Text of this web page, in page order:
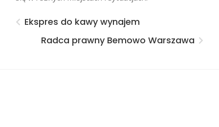
Ekspres do kawy wynajem
Radca prawny Bemowo Warszawa